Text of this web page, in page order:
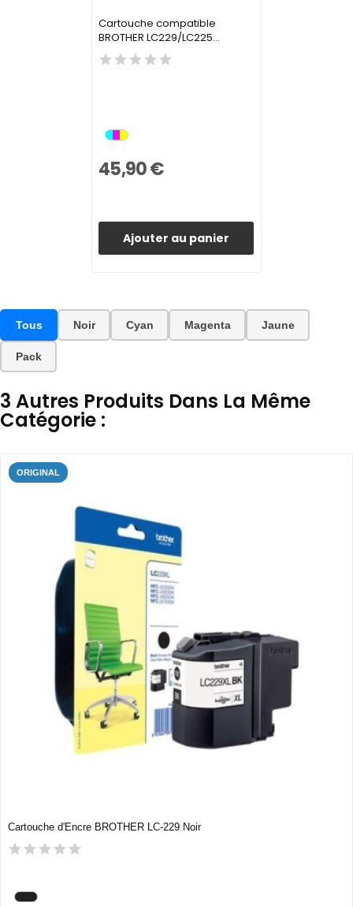
Cartouche compatible
BROTHER LC229/LC225...
45,90 €
Ajouter au panier
Tous Noir Cyan Magenta Jaune
Pack
3 Autres Produits Dans La Même
Catégorie :
ORIGINAL
Cartouche d'Encre BROTHER LC-229 Noir